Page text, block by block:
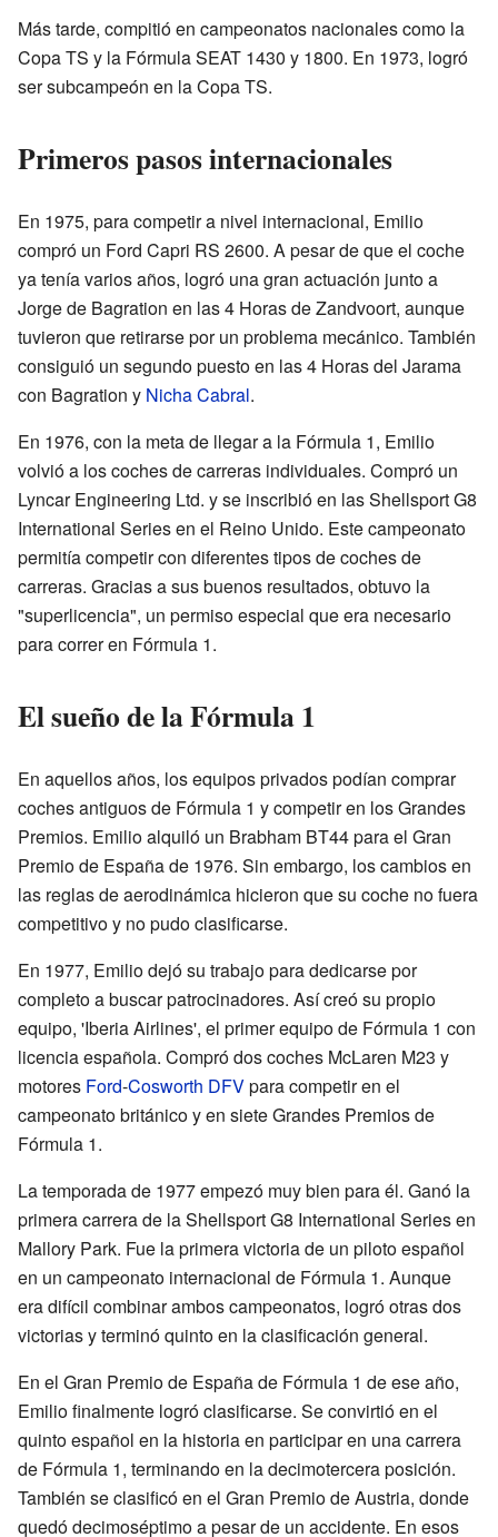
Más tarde, compitió en campeonatos nacionales como la
Copa TS y la Fórmula SEAT 1430 y 1800. En 1973, logró
ser subcampeón en la Copa TS.
Primeros pasos internacionales
En 1975, para competir a nivel internacional, Emilio
compró un Ford Capri RS 2600. A pesar de que el coche
ya tenía varios años, logró una gran actuación junto a
Jorge de Bagration en las 4 Horas de Zandvoort, aunque
tuvieron que retirarse por un problema mecánico. También
consiguió un segundo puesto en las 4 Horas del Jarama
con Bagration y Nicha Cabral.
En 1976, con la meta de llegar a la Fórmula 1, Emilio
volvió a los coches de carreras individuales. Compró un
Lyncar Engineering Ltd. y se inscribió en las Shellsport G8
International Series en el Reino Unido. Este campeonato
permitía competir con diferentes tipos de coches de
carreras. Gracias a sus buenos resultados, obtuvo la
"superlicencia", un permiso especial que era necesario
para correr en Fórmula 1.
El sueño de la Fórmula 1
En aquellos años, los equipos privados podían comprar
coches antiguos de Fórmula 1 y competir en los Grandes
Premios. Emilio alquiló un Brabham BT44 para el Gran
Premio de España de 1976. Sin embargo, los cambios en
las reglas de aerodinámica hicieron que su coche no fuera
competitivo y no pudo clasificarse.
En 1977, Emilio dejó su trabajo para dedicarse por
completo a buscar patrocinadores. Así creó su propio
equipo, 'Iberia Airlines', el primer equipo de Fórmula 1 con
licencia española. Compró dos coches McLaren M23 y
motores Ford-Cosworth DFVpara competir en el
campeonato británico y en siete Grandes Premios de
Fórmula 1.
La temporada de 1977 empezó muy bien para él. Ganó la
primera carrera de la Shellsport G8 International Series en
Mallory Park. Fue la primera victoria de un piloto español
en un campeonato internacional de Fórmula 1. Aunque
era difícil combinar ambos campeonatos, logró otras dos
victorias y terminó quinto en la clasificación general.
En el Gran Premio de España de Fórmula 1 de ese año,
Emilio finalmente logró clasificarse. Se convirtió en el
quinto español en la historia en participar en una carrera
de Fórmula 1, terminando en la decimotercera posición.
También se clasificó en el Gran Premio de Austria, donde
quedó decimoséptimo a pesar de un accidente. En esos